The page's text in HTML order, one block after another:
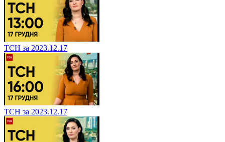
ТСН за 2023.12.17
ТСН за 2023.12.17